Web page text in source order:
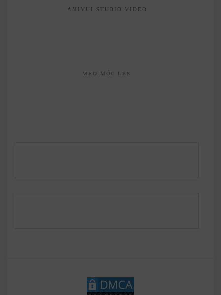
AMIVUI STUDIO VIDEO
MẸO MÓC LEN